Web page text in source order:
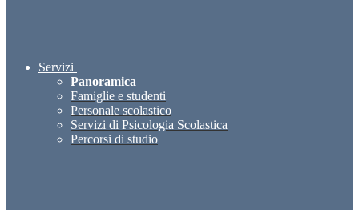
Servizi
Panoramica
Famiglie e studenti
Personale scolastico
Servizi di Psicologia Scolastica
Percorsi di studio